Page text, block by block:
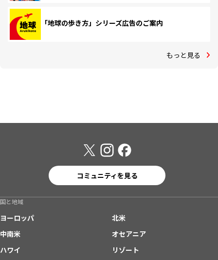
「地球の歩き方」シリーズ広告のご案内
もっと見る
コミュニティを見る
国と地域
ヨーロッパ
北米
中南米
オセアニア
ハワイ
リゾート